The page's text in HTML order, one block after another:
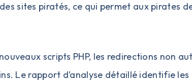
sites piratés, ce qui permet aux pirates
scripts PHP, les redirections non
Le rapport d’analyse détaillé identifie les